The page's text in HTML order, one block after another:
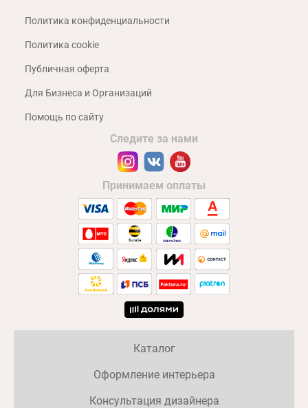
Политика конфиденциальности
Политика cookie
Публичная оферта
Для Бизнеса и Организаций
Помощь по сайту
Следите за нами
Принимаем оплаты
Каталог
Оформление интерьера
Консультация дизайнера